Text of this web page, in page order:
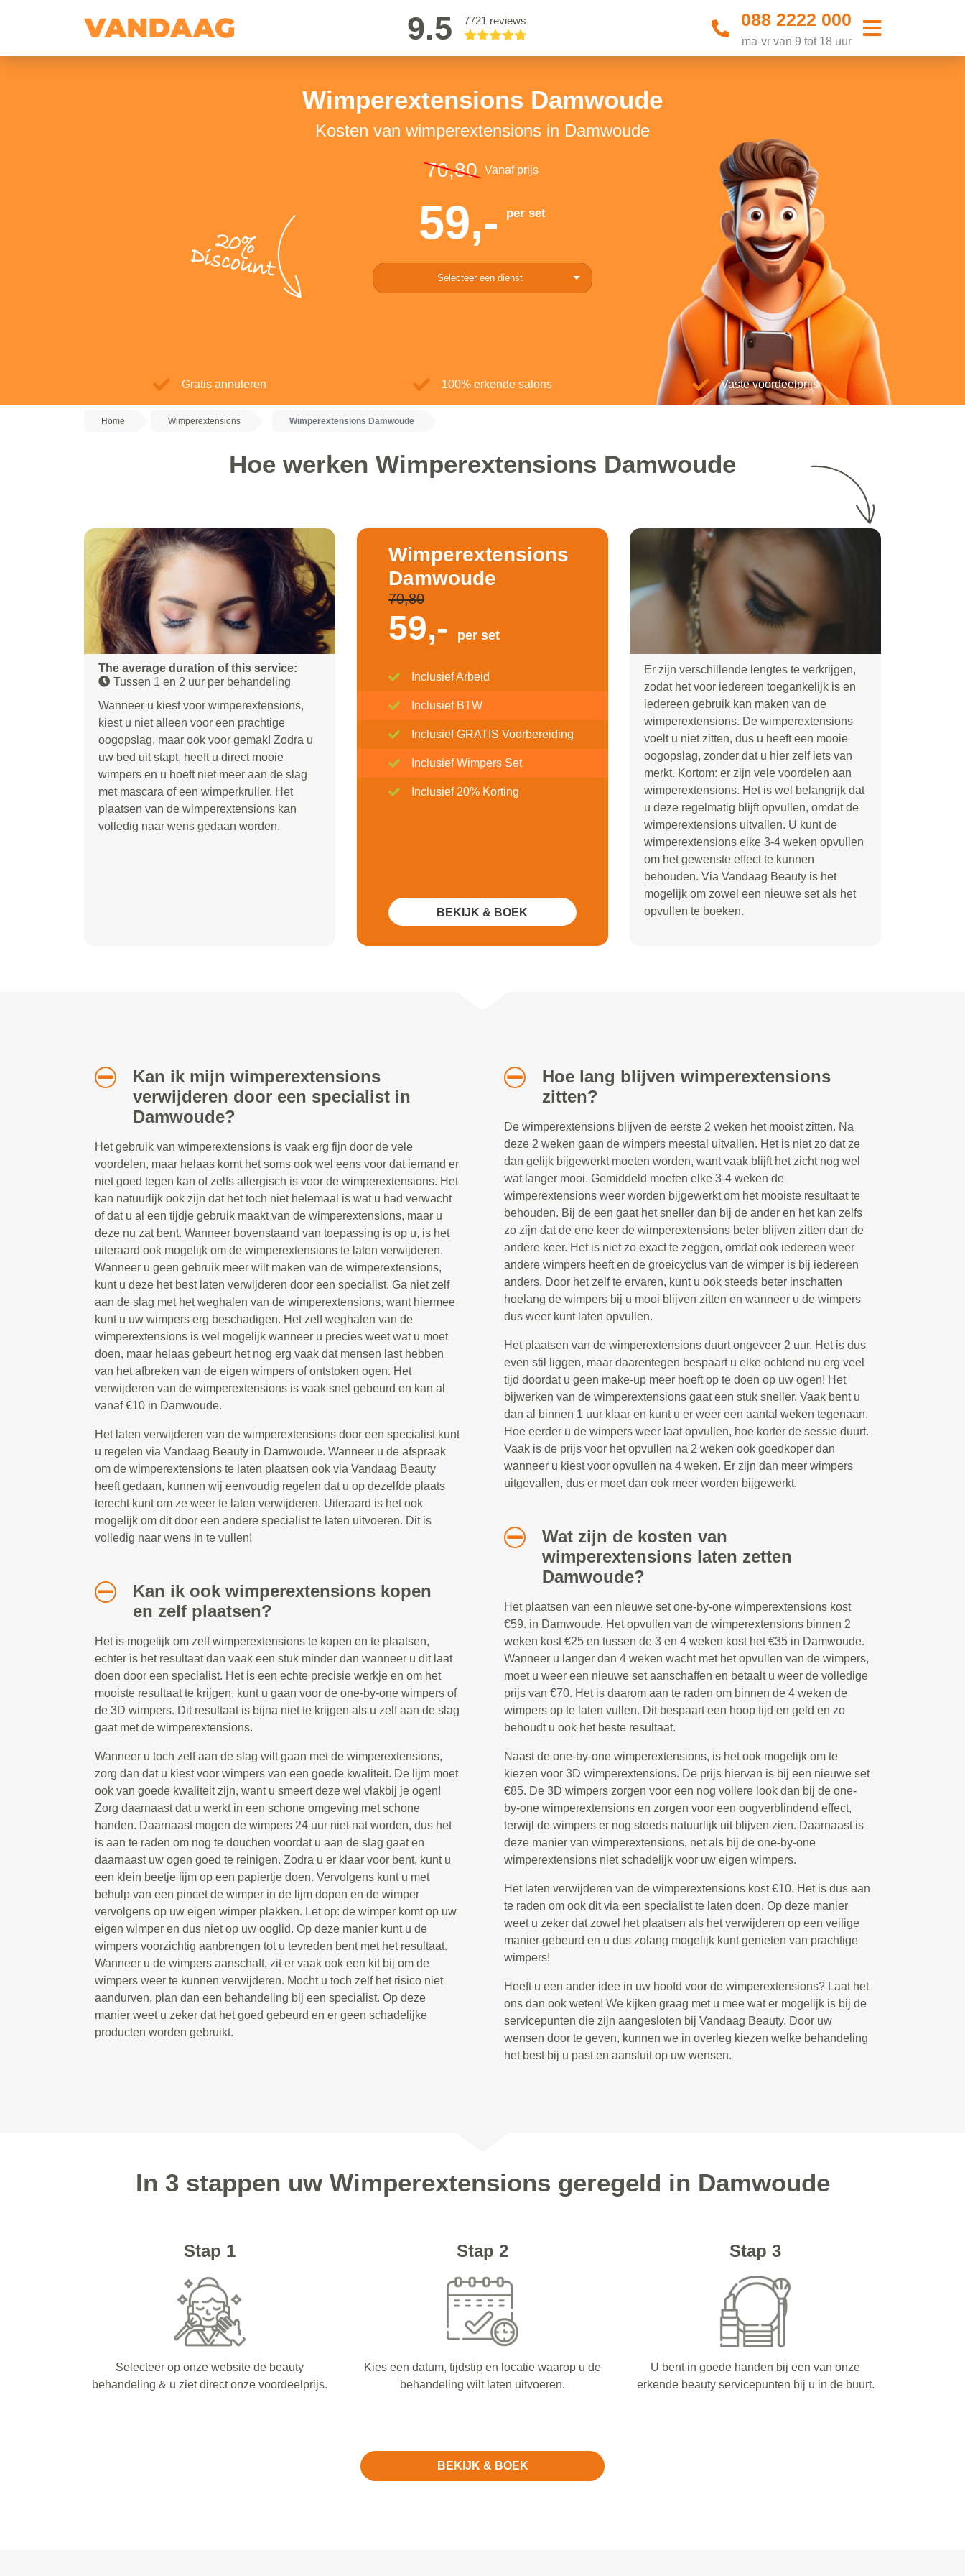
9.5 7721 reviews 088 2222 000
ma-vr van 9 tot 18 uur
Wimperextensions Damwoude
Kosten van wimperextensions in Damwoude
20%
Discount
70,80 Vanaf prijs
59,- per set
Selecteer een dienst
Gratis annuleren 100% erkende salons Vaste voordeelprijs
Home Wimperextensions Wimperextensions Damwoude
Hoe werken Wimperextensions Damwoude
The average duration of this service:
Tussen 1 en 2 uur per behandeling
Wanneer u kiest voor wimperextensions,
kiest u niet alleen voor een prachtige
oogopslag, maar ook voor gemak! Zodra u
uw bed uit stapt, heeft u direct mooie
wimpers en u hoeft niet meer aan de slag
met mascara of een wimperkruller. Het
plaatsen van de wimperextensions kan
volledig naar wens gedaan worden.
Wimperextensions
Damwoude
70,80
59,- per set
Inclusief Arbeid
Inclusief BTW
Inclusief GRATIS Voorbereiding
Inclusief Wimpers Set
Inclusief 20% Korting
BEKIJK & BOEK
Er zijn verschillende lengtes te verkrijgen,
zodat het voor iedereen toegankelijk is en
iedereen gebruik kan maken van de
wimperextensions. De wimperextensions
voelt u niet zitten, dus u heeft een mooie
oogopslag, zonder dat u hier zelf iets van
merkt. Kortom: er zijn vele voordelen aan
wimperextensions. Het is wel belangrijk dat
u deze regelmatig blijft opvullen, omdat de
wimperextensions uitvallen. U kunt de
wimperextensions elke 3-4 weken opvullen
om het gewenste effect te kunnen
behouden. Via Vandaag Beauty is het
mogelijk om zowel een nieuwe set als het
opvullen te boeken.
Kan ik mijn wimperextensions
verwijderen door een specialist in
Damwoude?
Het gebruik van wimperextensions is vaak erg fijn door de vele
voordelen, maar helaas komt het soms ook wel eens voor dat iemand er
niet goed tegen kan of zelfs allergisch is voor de wimperextensions. Het
kan natuurlijk ook zijn dat het toch niet helemaal is wat u had verwacht
of dat u al een tijdje gebruik maakt van de wimperextensions, maar u
deze nu zat bent. Wanneer bovenstaand van toepassing is op u, is het
uiteraard ook mogelijk om de wimperextensions te laten verwijderen.
Wanneer u geen gebruik meer wilt maken van de wimperextensions,
kunt u deze het best laten verwijderen door een specialist. Ga niet zelf
aan de slag met het weghalen van de wimperextensions, want hiermee
kunt u uw wimpers erg beschadigen. Het zelf weghalen van de
wimperextensions is wel mogelijk wanneer u precies weet wat u moet
doen, maar helaas gebeurt het nog erg vaak dat mensen last hebben
van het afbreken van de eigen wimpers of ontstoken ogen. Het
verwijderen van de wimperextensions is vaak snel gebeurd en kan al
vanaf €10 in Damwoude.
Het laten verwijderen van de wimperextensions door een specialist kunt
u regelen via Vandaag Beauty in Damwoude. Wanneer u de afspraak
om de wimperextensions te laten plaatsen ook via Vandaag Beauty
heeft gedaan, kunnen wij eenvoudig regelen dat u op dezelfde plaats
terecht kunt om ze weer te laten verwijderen. Uiteraard is het ook
mogelijk om dit door een andere specialist te laten uitvoeren. Dit is
volledig naar wens in te vullen!
Kan ik ook wimperextensions kopen
en zelf plaatsen?
Het is mogelijk om zelf wimperextensions te kopen en te plaatsen,
echter is het resultaat dan vaak een stuk minder dan wanneer u dit laat
doen door een specialist. Het is een echte precisie werkje en om het
mooiste resultaat te krijgen, kunt u gaan voor de one-by-one wimpers of
de 3D wimpers. Dit resultaat is bijna niet te krijgen als u zelf aan de slag
gaat met de wimperextensions.
Wanneer u toch zelf aan de slag wilt gaan met de wimperextensions,
zorg dan dat u kiest voor wimpers van een goede kwaliteit. De lijm moet
ook van goede kwaliteit zijn, want u smeert deze wel vlakbij je ogen!
Zorg daarnaast dat u werkt in een schone omgeving met schone
handen. Daarnaast mogen de wimpers 24 uur niet nat worden, dus het
is aan te raden om nog te douchen voordat u aan de slag gaat en
daarnaast uw ogen goed te reinigen. Zodra u er klaar voor bent, kunt u
een klein beetje lijm op een papiertje doen. Vervolgens kunt u met
behulp van een pincet de wimper in de lijm dopen en de wimper
vervolgens op uw eigen wimper plakken. Let op: de wimper komt op uw
eigen wimper en dus niet op uw ooglid. Op deze manier kunt u de
wimpers voorzichtig aanbrengen tot u tevreden bent met het resultaat.
Wanneer u de wimpers aanschaft, zit er vaak ook een kit bij om de
wimpers weer te kunnen verwijderen. Mocht u toch zelf het risico niet
aandurven, plan dan een behandeling bij een specialist. Op deze
manier weet u zeker dat het goed gebeurd en er geen schadelijke
producten worden gebruikt.
Hoe lang blijven wimperextensions
zitten?
De wimperextensions blijven de eerste 2 weken het mooist zitten. Na
deze 2 weken gaan de wimpers meestal uitvallen. Het is niet zo dat ze
dan gelijk bijgewerkt moeten worden, want vaak blijft het zicht nog wel
wat langer mooi. Gemiddeld moeten elke 3-4 weken de
wimperextensions weer worden bijgewerkt om het mooiste resultaat te
behouden. Bij de een gaat het sneller dan bij de ander en het kan zelfs
zo zijn dat de ene keer de wimperextensions beter blijven zitten dan de
andere keer. Het is niet zo exact te zeggen, omdat ook iedereen weer
andere wimpers heeft en de groeicyclus van de wimper is bij iedereen
anders. Door het zelf te ervaren, kunt u ook steeds beter inschatten
hoelang de wimpers bij u mooi blijven zitten en wanneer u de wimpers
dus weer kunt laten opvullen.
Het plaatsen van de wimperextensions duurt ongeveer 2 uur. Het is dus
even stil liggen, maar daarentegen bespaart u elke ochtend nu erg veel
tijd doordat u geen make-up meer hoeft op te doen op uw ogen! Het
bijwerken van de wimperextensions gaat een stuk sneller. Vaak bent u
dan al binnen 1 uur klaar en kunt u er weer een aantal weken tegenaan.
Hoe eerder u de wimpers weer laat opvullen, hoe korter de sessie duurt.
Vaak is de prijs voor het opvullen na 2 weken ook goedkoper dan
wanneer u kiest voor opvullen na 4 weken. Er zijn dan meer wimpers
uitgevallen, dus er moet dan ook meer worden bijgewerkt.
Wat zijn de kosten van
wimperextensions laten zetten
Damwoude?
Het plaatsen van een nieuwe set one-by-one wimperextensions kost
€59. in Damwoude. Het opvullen van de wimperextensions binnen 2
weken kost €25 en tussen de 3 en 4 weken kost het €35 in Damwoude.
Wanneer u langer dan 4 weken wacht met het opvullen van de wimpers,
moet u weer een nieuwe set aanschaffen en betaalt u weer de volledige
prijs van €70. Het is daarom aan te raden om binnen de 4 weken de
wimpers op te laten vullen. Dit bespaart een hoop tijd en geld en zo
behoudt u ook het beste resultaat.
Naast de one-by-one wimperextensions, is het ook mogelijk om te
kiezen voor 3D wimperextensions. De prijs hiervan is bij een nieuwe set
€85. De 3D wimpers zorgen voor een nog vollere look dan bij de one-
by-one wimperextensions en zorgen voor een oogverblindend effect,
terwijl de wimpers er nog steeds natuurlijk uit blijven zien. Daarnaast is
deze manier van wimperextensions, net als bij de one-by-one
wimperextensions niet schadelijk voor uw eigen wimpers.
Het laten verwijderen van de wimperextensions kost €10. Het is dus aan
te raden om ook dit via een specialist te laten doen. Op deze manier
weet u zeker dat zowel het plaatsen als het verwijderen op een veilige
manier gebeurd en u dus zolang mogelijk kunt genieten van prachtige
wimpers!
Heeft u een ander idee in uw hoofd voor de wimperextensions? Laat het
ons dan ook weten! We kijken graag met u mee wat er mogelijk is bij de
servicepunten die zijn aangesloten bij Vandaag Beauty. Door uw
wensen door te geven, kunnen we in overleg kiezen welke behandeling
het best bij u past en aansluit op uw wensen.
In 3 stappen uw Wimperextensions geregeld in Damwoude
Stap 1
Selecteer op onze website de beauty
behandeling & u ziet direct onze voordeelprijs.
Stap 2
Kies een datum, tijdstip en locatie waarop u de
behandeling wilt laten uitvoeren.
Stap 3
U bent in goede handen bij een van onze
erkende beauty servicepunten bij u in de buurt.
BEKIJK & BOEK